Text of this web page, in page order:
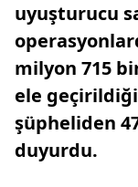
uyuşturucu
milyon 715
ele
şüpheliden
duyurdu.